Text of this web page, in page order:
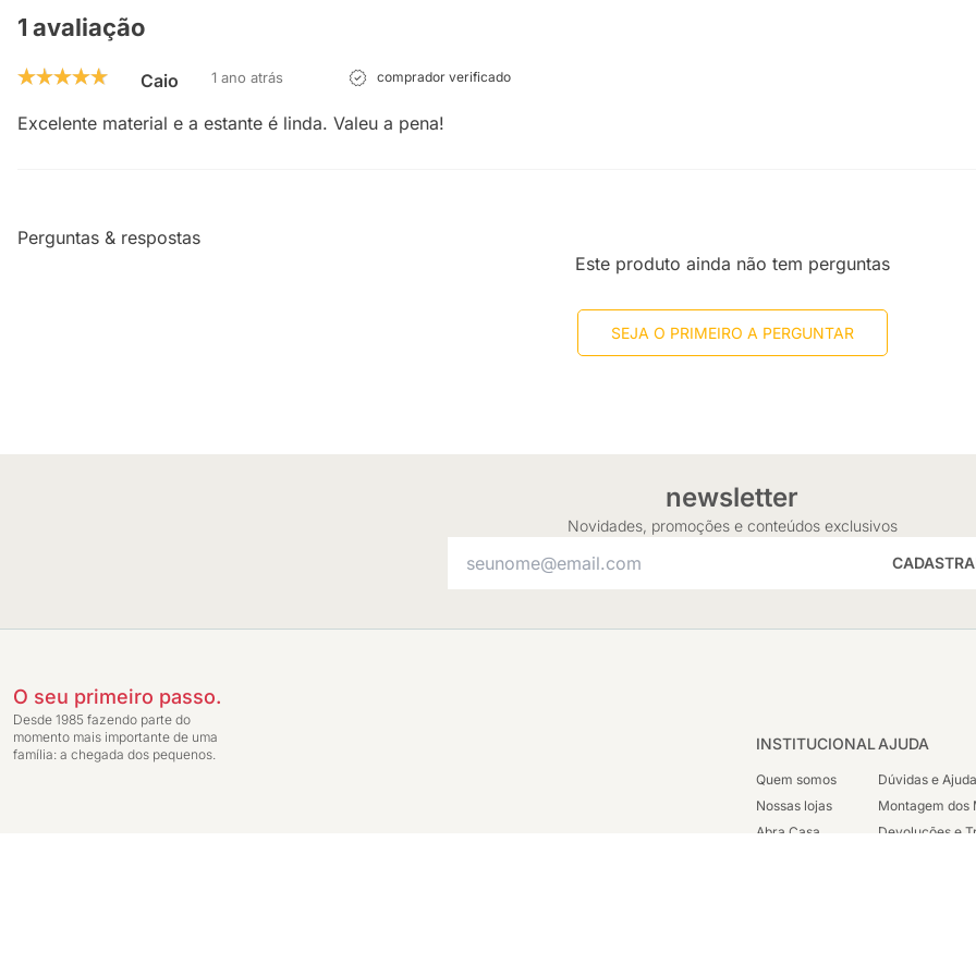
1 avaliação
Caio 1 ano atrás comprador verificado
Excelente material e a estante é linda. Valeu a pena!
Perguntas & respostas
Este produto ainda não tem perguntas
SEJA O PRIMEIRO A PERGUNTAR
newsletter
Novidades, promoções e conteúdos exclusivos
O seu primeiro passo.
Desde 1985 fazendo parte do
momento mais importante de uma
família: a chegada dos pequenos.
INSTITUCIONAL
Quem somos
Nossas lojas
Abra Casa
AJUDA
Dúvidas e
Montagem dos
Devoluções e